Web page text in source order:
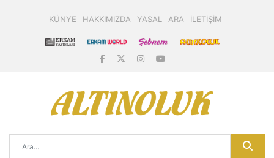
KÜNYE HAKKIMIZDA YASAL ARA İLETİŞİM